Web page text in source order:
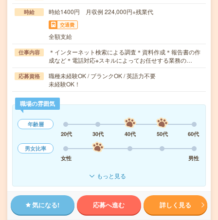
時給 時給1400円 月収例 224,000円+残業代
交通費
全額支給
仕事内容
＊インターネット検索による調査＊資料作成＊報告書の作
成など＊電話対応※スキルによってお任せする業務の…
応募資格
職種未経験OK / ブランクOK / 英語力不要
未経験OK！
職場の雰囲気
年齢層
20代
30代 40代 50代
60代
男女比率
女性
男性
もっと見る
気になる! 応募へ進む 詳しく見る